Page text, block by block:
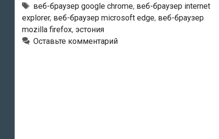
перестанет
поддерживать
известный
веб-
Тэги
веб-браузер google chrome, веб-браузер internet
explorer, веб-браузер microsoft edge, веб-браузер
mozilla firefox, эстония
Оставьте комментарий